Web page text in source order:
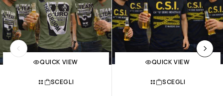
QUICK VIEW
SCEGLI
QUICK VIEW
SCEGLI